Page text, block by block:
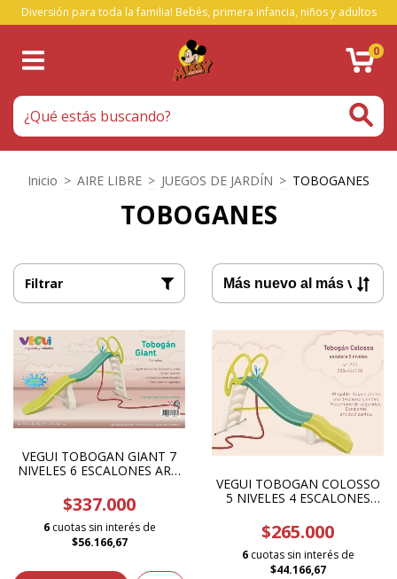
Diversión para toda la familia! Bebés, primera infancia, niños y adultos
0
Inicio > AIRE LIBRE > JUEGOS DE JARDÍN > TOBOGANES
TOBOGANES
Filtrar
VEGUI TOBOGAN GIANT 7
NIVELES 6 ESCALONES ART.
$337.000
6 cuotas sin interés de
$56.166,67
VEGUI TOBOGAN COLOSSO
5 NIVELES 4 ESCALONES
$265.000
6 cuotas sin interés de
$44.166,67